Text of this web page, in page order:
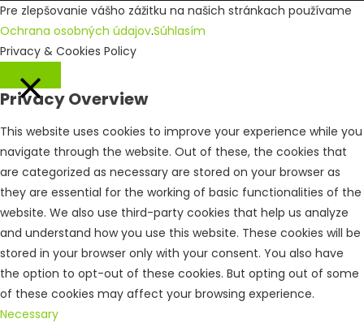
Pre zlepšovanie vášho zážitku na našich stránkach používame
Ochrana osobných údajov.Súhlasím
Privacy & Cookies Policy
Privacy Overview
This website uses cookies to improve your experience while you
navigate through the website. Out of these, the cookies that
are categorized as necessary are stored on your browser as
they are essential for the working of basic functionalities of the
website. We also use third-party cookies that help us analyze
and understand how you use this website. These cookies will be
stored in your browser only with your consent. You also have
the option to opt-out of these cookies. But opting out of some
of these cookies may affect your browsing experience.
Necessary